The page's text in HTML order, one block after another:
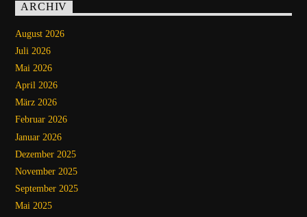
ARCHIV
August 2026
Juli 2026
Mai 2026
April 2026
März 2026
Februar 2026
Januar 2026
Dezember 2025
November 2025
September 2025
Mai 2025